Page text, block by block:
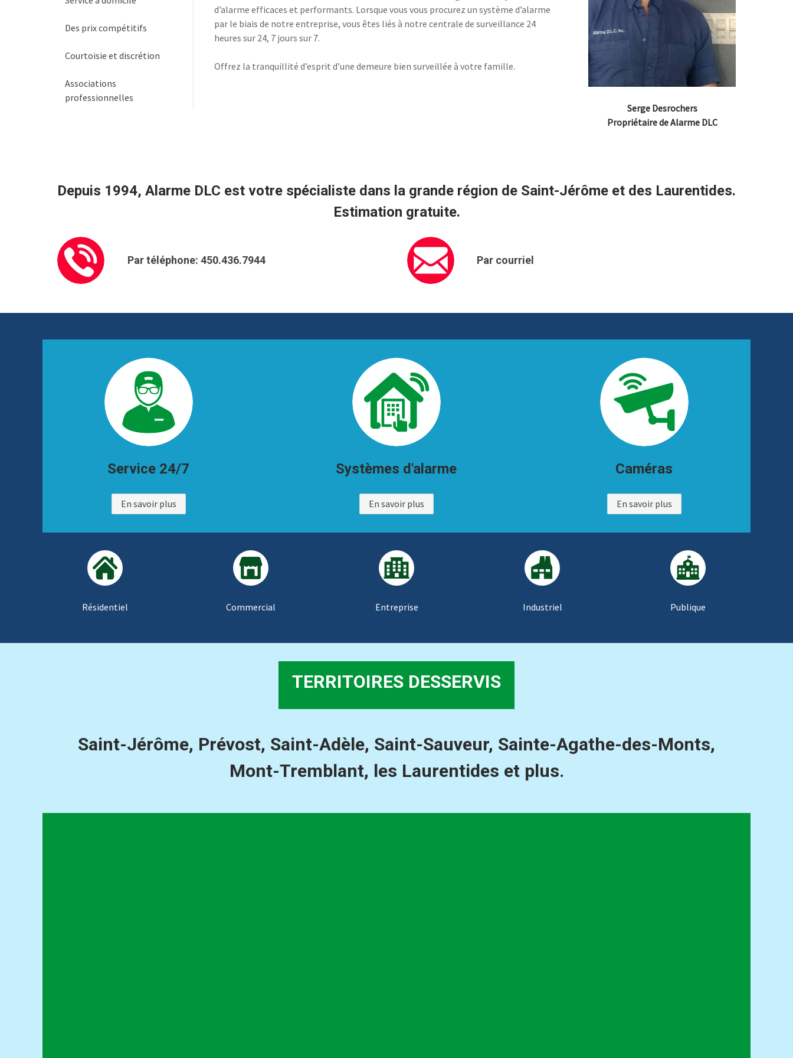
Des prix compétitifs
Courtoisie et discrétion
Associations
professionnelles
d’alarme efficaces et performants. Lorsque vous vous procurez un système d’alarme
par le biais de notre entreprise, vous êtes liés à notre centrale de surveillance 24
heures sur 24, 7 jours sur 7.
Offrez la tranquillité d’esprit d’une demeure bien surveillée à votre famille.
Serge Desrochers
Propriétaire de Alarme DLC
Depuis 1994, Alarme DLC est votre spécialiste dans la grande région de Saint-Jérôme et des Laurentides.
Estimation gratuite.
Par téléphone: 450.436.7944 Par courriel
Service 24/7
En savoir plus
Systèmes d'alarme
En savoir plus
Caméras
En savoir plus
Résidentiel Commercial Entreprise Industriel Publique
TERRITOIRES DESSERVIS
Saint-Jérôme, Prévost, Saint-Adèle, Saint-Sauveur, Sainte-Agathe-des-Monts,
Mont-Tremblant, les Laurentides et plus.